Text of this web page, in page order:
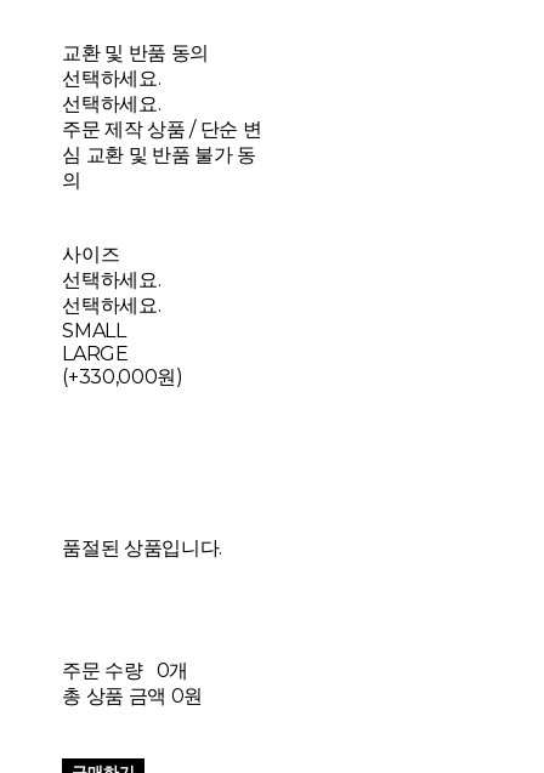
교환 및 반품 동의
선택하세요.
선택하세요.
주문 제작 상품 / 단순 변
심 교환 및 반품 불가 동
의
사이즈
선택하세요.
선택하세요.
SMALL
LARGE
(+330,000원)
품절된 상품입니다.
주문 수량
0개
총 상품 금액 0원